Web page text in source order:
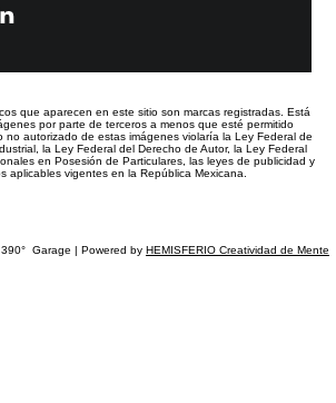
que aparecen en este sitioson marcas registradas. Está
por parte de terceros a menos que esté permitido
no autorizado de estas imágenes violaría la Ley Federal de
la Ley Federal del Derecho de Autor, la Ley Federal
en Posesión de Particulares, las leyes de publicidad y
aplicables vigentes en la República Mexicana.
Garage | Powered by HEMISFERIO Creatividad de Mente